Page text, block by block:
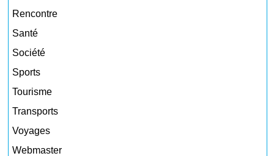
Rencontre
Santé
Société
Sports
Tourisme
Transports
Voyages
Webmaster